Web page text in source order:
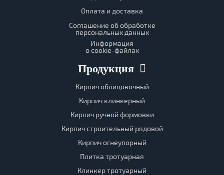
Оплата и доставка
Соглашение об обработке
персональных данных
Информация
о cookie-файлах
Продукция
Кирпич облицовочный
Кирпич клинкерный
Кирпич ручной формовки
Кирпич строительный рядовой
Кирпич огнеупорный
Плитка тротуарная
Клинкер тротуарный